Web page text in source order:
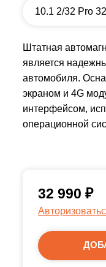
10.1 2/32 Pro
Штатная
является
автомобиля.
экраном и 4G
интерфейсом,
операционной
32 990 ₽